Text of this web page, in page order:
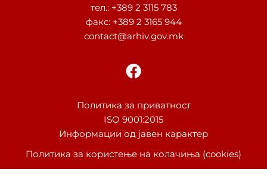
тел.: +389 2 3115 783
факс: +389 2 3165 944
contact@arhiv.gov.mk
F
a
e
b
o
o
k
Политика за приватност
ISO 9001:2015
Информации од јавен карактер
Политика за користење на колачиња (cookies)